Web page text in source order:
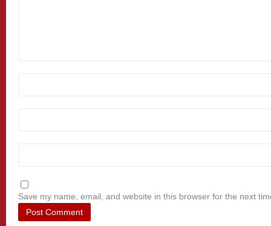
Save my name, email, and website in this browser for the next